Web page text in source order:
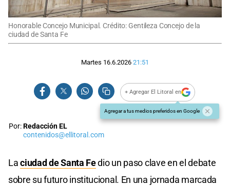
Honorable Concejo Municipal. Crédito: Gentileza Concejo de la
ciudad de Santa Fe
Martes 16.6.2026 21:51
+ Agregar El Litoral en
Agregar a tus medios preferidos en Google
Por:Redacción EL
contenidos@ellitoral.com
Laciudad de Santa Fedio un paso clave en el debate
sobre su futuro institucional. En una jornada marcada